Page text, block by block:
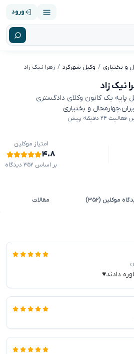
ورود
و بختیاری وکیل شهرکرد زهرا نیک زاد
نیک زاد
پایه یک کانون وکلای دادگستری
،چهارمحال و بختیاری
۲۴ دقیقه پیش
امتیاز موکلین
۴.۸
بر اساس ۳۵۲ دیدگاه
موکلین (۳۵۲) مقالات
دادند♥️